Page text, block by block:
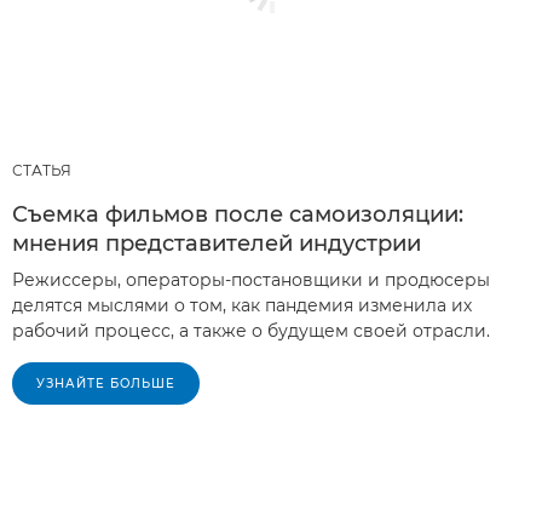
СТАТЬЯ
Съемка фильмов после самоизоляции:
мнения представителей индустрии
Режиссеры, операторы-постановщики и продюсеры
делятся мыслями о том, как пандемия изменила их
рабочий процесс, а также о будущем своей отрасли.
УЗНАЙТЕ БОЛЬШЕ